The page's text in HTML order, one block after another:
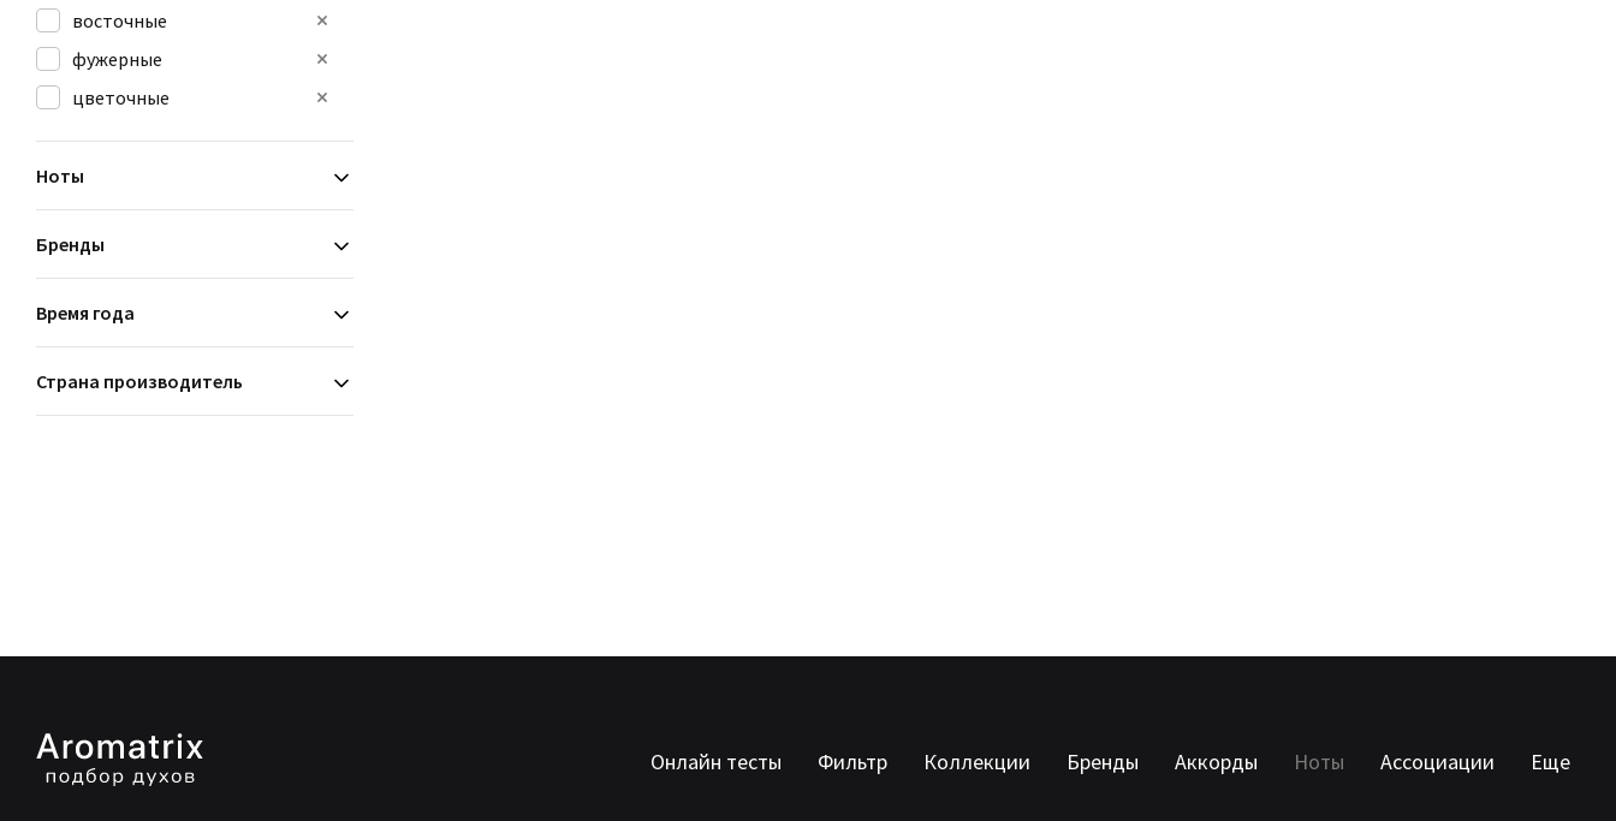
восточные
фужерные
цветочные
Ноты
Бренды
Время года
Страна производитель
Онлайн тесты Фильтр Коллекции Бренды Аккорды Ноты Ассоциации Еще